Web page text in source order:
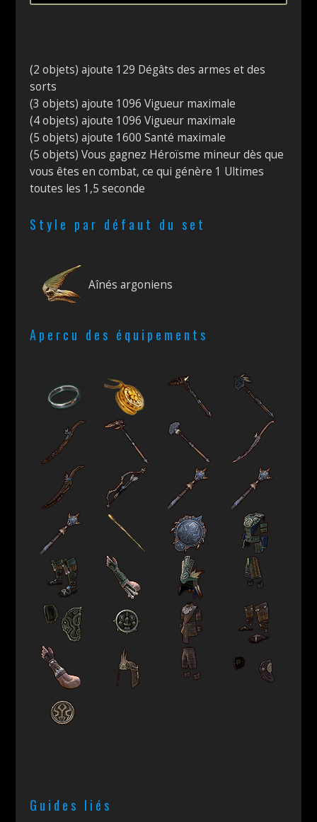
(2 objets) ajoute 129 Dégâts des armes et des
sorts
(3 objets) ajoute 1096 Vigueur maximale
(4 objets) ajoute 1096 Vigueur maximale
(5 objets) ajoute 1600 Santé maximale
(5 objets) Vous gagnez Héroïsme mineur dès que
vous êtes en combat, ce qui génère 1 Ultimes
toutes les 1,5 seconde
Style par défaut du set
Aînés argoniens
Apercu des équipements
Guides liés